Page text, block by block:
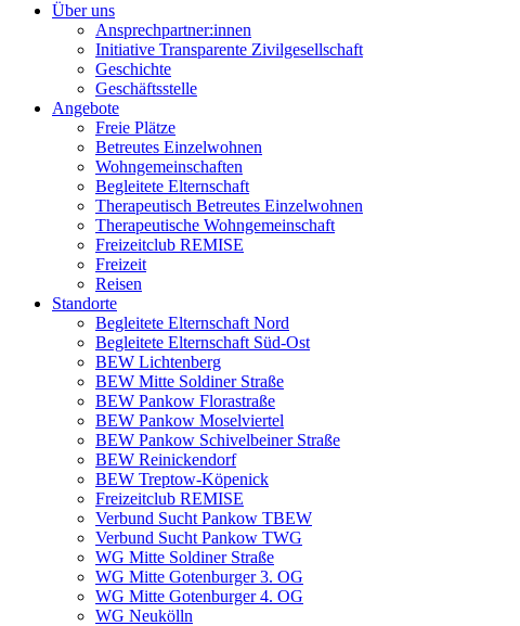
Über uns
Ansprechpartner:innen
Initiative Transparente Zivilgesellschaft
Geschichte
Geschäftsstelle
Angebote
Freie Plätze
Betreutes Einzelwohnen
Wohngemeinschaften
Begleitete Elternschaft
Therapeutisch Betreutes Einzelwohnen
Therapeutische Wohngemeinschaft
Freizeitclub REMISE
Freizeit
Reisen
Standorte
Begleitete Elternschaft Nord
Begleitete Elternschaft Süd-Ost
BEW Lichtenberg
BEW Mitte Soldiner Straße
BEW Pankow Florastraße
BEW Pankow Moselviertel
BEW Pankow Schivelbeiner Straße
BEW Reinickendorf
BEW Treptow-Köpenick
Freizeitclub REMISE
Verbund Sucht Pankow TBEW
Verbund Sucht Pankow TWG
WG Mitte Soldiner Straße
WG Mitte Gotenburger 3. OG
WG Mitte Gotenburger 4. OG
WG Neukölln